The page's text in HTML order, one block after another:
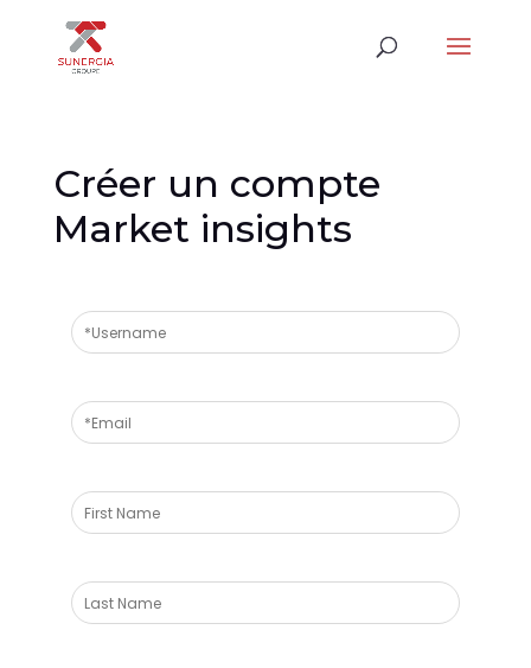
Créer un compte
Market insights